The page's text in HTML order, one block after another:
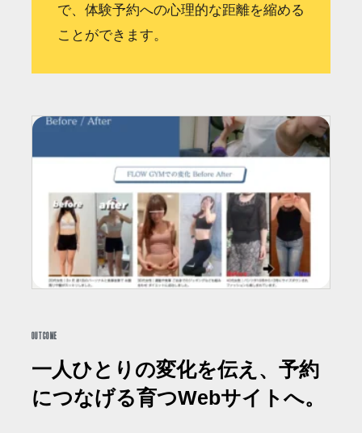
で、体験予約への心理的な距離を縮める
ことができます。
OUTCOME
一人ひとりの変化を伝え、予約
につなげる育つWebサイトへ。